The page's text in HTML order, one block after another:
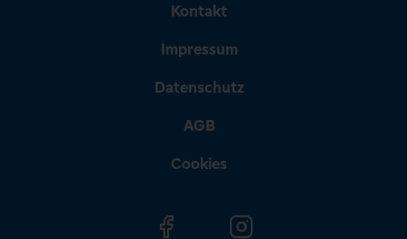
Kontakt
Impressum
Datenschutz
AGB
Cookies